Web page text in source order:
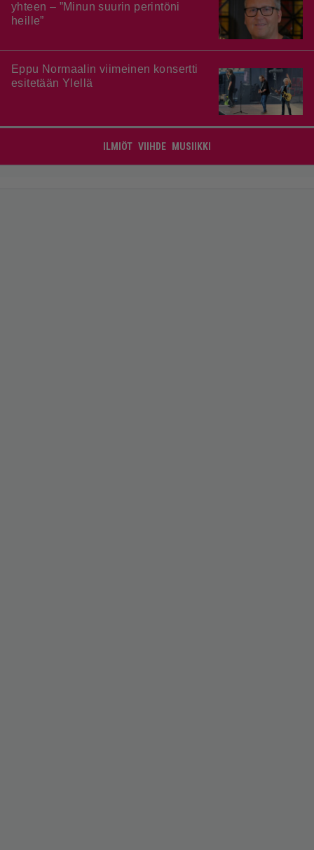
yhteen – ”Minun suurin perintöni
heille”
Eppu Normaalin viimeinen konsertti
esitetään Ylellä
ILMIÖT VIIHDE MUSIIKKI